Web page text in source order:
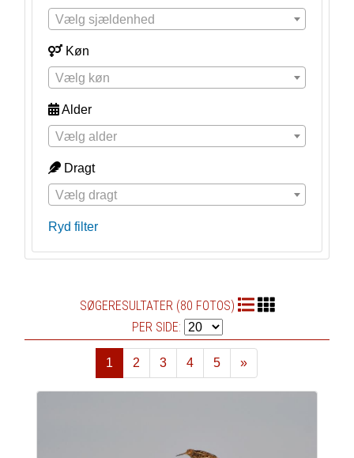
Vælg sjældenhed
Køn
Vælg køn
Alder
Vælg alder
Dragt
Vælg dragt
Ryd filter
SØGERESULTATER (80 FOTOS)
PER SIDE:
1 2 3 4 5
»
Næste